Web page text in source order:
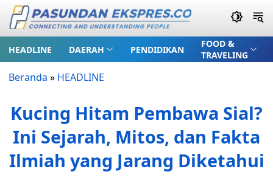
HEADLINE DAERAH PENDIDIKAN
FOOD &
TRAVELING
Beranda » HEADLINE
Kucing Hitam Pembawa Sial?
Ini Sejarah, Mitos, dan Fakta
Ilmiah yang Jarang Diketahui